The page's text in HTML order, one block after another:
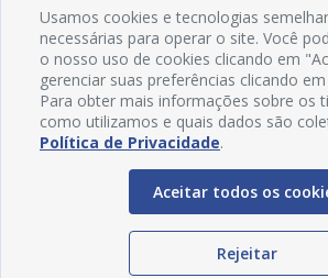
Redes Sociais
Usamos cookies e tecnologias
necessárias para operar o site. Você
o nosso uso de cookies clicando em
gerenciar suas preferências clicando em
Para obter mais informações sobre os
como utilizamos e quais dados são
Política de Privacidade.
Aceitar todos os
Rejeitar